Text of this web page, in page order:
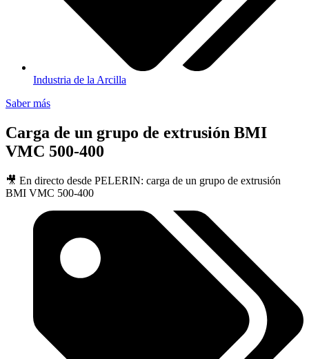
Industria de la Arcilla
Saber más
Carga de un grupo de extrusión BMI
VMC 500-400
🎥 En directo desde PELERIN: carga de un grupo de extrusión
BMI VMC 500-400